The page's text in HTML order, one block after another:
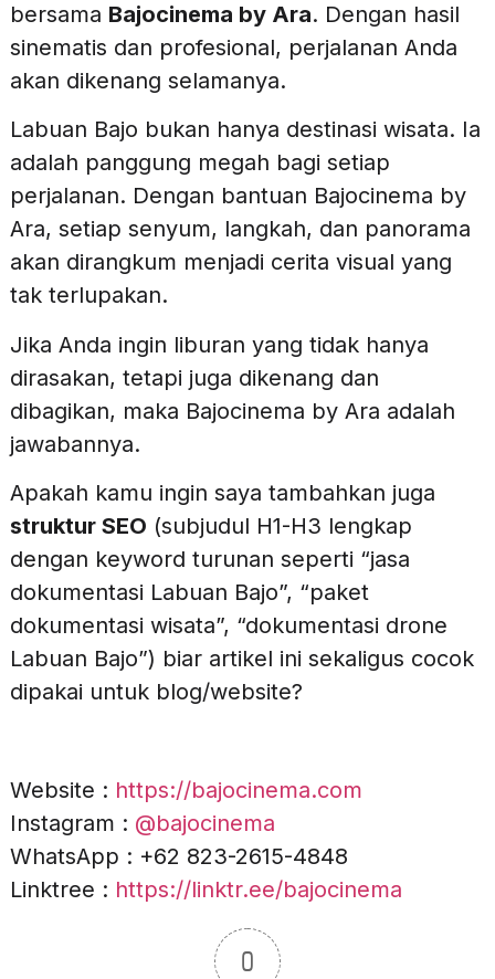
bersama Bajocinema by Ara. Dengan hasil
sinematis dan profesional, perjalanan Anda
akan dikenang selamanya.
Labuan Bajo bukan hanya destinasi wisata. Ia
adalah panggung megah bagi setiap
perjalanan. Dengan bantuan Bajocinema by
Ara, setiap senyum, langkah, dan panorama
akan dirangkum menjadi cerita visual yang
tak terlupakan.
Jika Anda ingin liburan yang tidak hanya
dirasakan, tetapi juga dikenang dan
dibagikan, maka Bajocinema by Ara adalah
jawabannya.
Apakah kamu ingin saya tambahkan juga
struktur SEO (subjudul H1-H3 lengkap
dengan keyword turunan seperti “jasa
dokumentasi Labuan Bajo”, “paket
dokumentasi wisata”, “dokumentasi drone
Labuan Bajo”) biar artikel ini sekaligus cocok
dipakai untuk blog/website?
Website : https://bajocinema.com
Instagram : @bajocinema
WhatsApp : +62 823-2615-4848
Linktree : https://linktr.ee/bajocinema
0